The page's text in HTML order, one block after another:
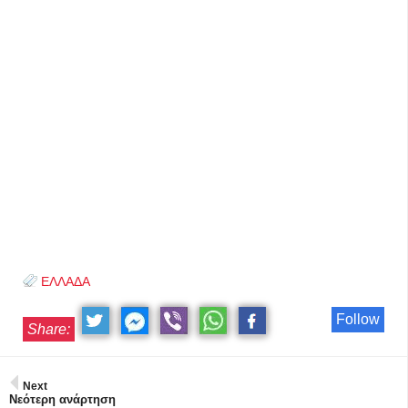
ΕΛΛΑΔΑ
Follow
Share:
Next
Νεότερη ανάρτηση